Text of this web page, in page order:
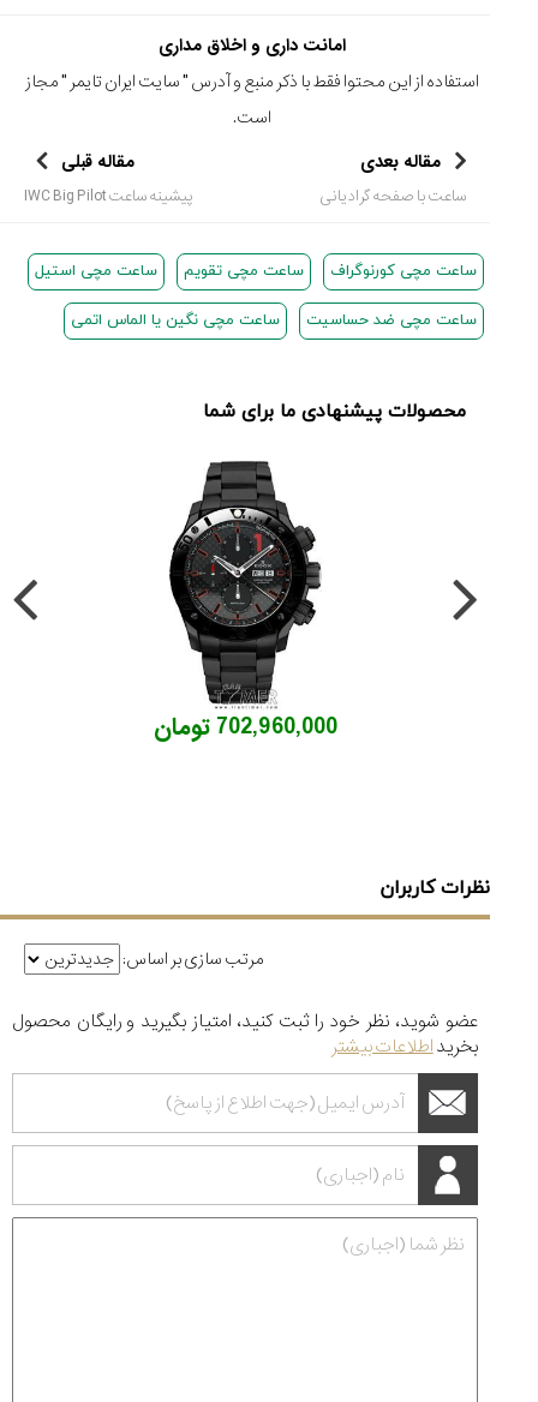
امانت داری و اخلاق مداری
استفاده از این محتوا فقط با ذکر منبع و آدرس "سایت ایران تایمر " مجاز
است.
مقاله بعدی
ساعت با صفحه گرادیانی
مقاله قبلی
پیشینه ساعت IWC Big Pilot
ساعت مچی کورنوگراف ساعت مچی تقویم ساعت مچی استیل
ساعت مچی ضد حساسیت ساعت مچی نگین یا الماس اتمی
محصولات پیشنهادی ما برای شما
702,960,000 تومان
نظرات کاربران
مرتب سازی بر اساس:
عضو شوید، نظر خود را ثبت کنید، امتیاز بگیرید و رایگان محصول
بخریداطلاعات بیشتر